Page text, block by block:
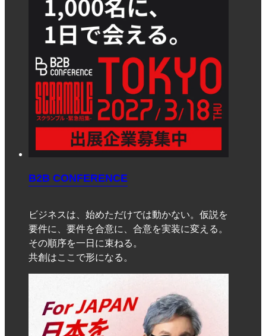
B2B CONFERENCE
ビジネスは、始めただけでは動かない。仮説を
要件に、要件を合意に、合意を実装に変える。
その順序を一日に束ねる。
共創はここで形になる。